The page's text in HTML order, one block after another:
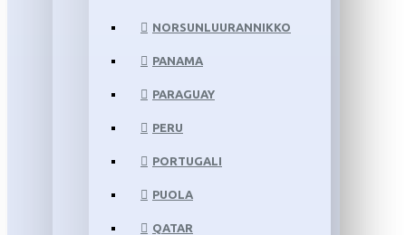
NORSUNLUURANNIKKO
PANAMA
PARAGUAY
PERU
PORTUGALI
PUOLA
QATAR